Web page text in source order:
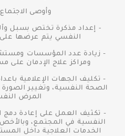
وأوصى الاجتماع
- إعداد مذكرة تختص بسبل
النفسي يتم عرضها على
- زيادة عدد المؤسسات
ومراكز علاج الإدمان
- تكليف الجهات الإعلامية
الصحة النفسية، وتغيير
المرض
- تكثيف العمل على إعادة دمج
النفسية في المجتمع،
الخدمات العلاجية داخل